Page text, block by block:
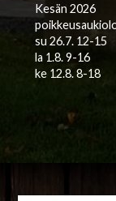
Kesän 2026
su 26.7. 12-15
la 1.8. 9-16
ke 12.8. 8-18